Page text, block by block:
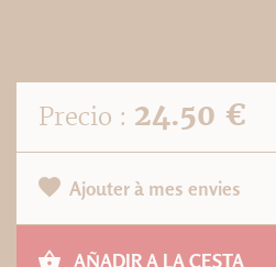
Precio : 24.50 €
Ajouter à mes envies
AÑADIR A LA CESTA